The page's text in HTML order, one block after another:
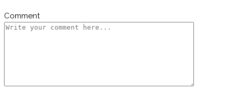
Comment